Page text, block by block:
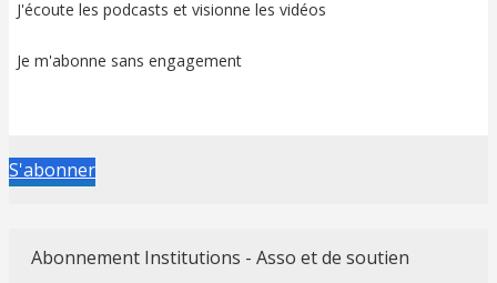
J'écoute les podcasts et visionne les vidéos
Je m'abonne sans engagement
S'abonner
Abonnement Institutions - Asso et de soutien